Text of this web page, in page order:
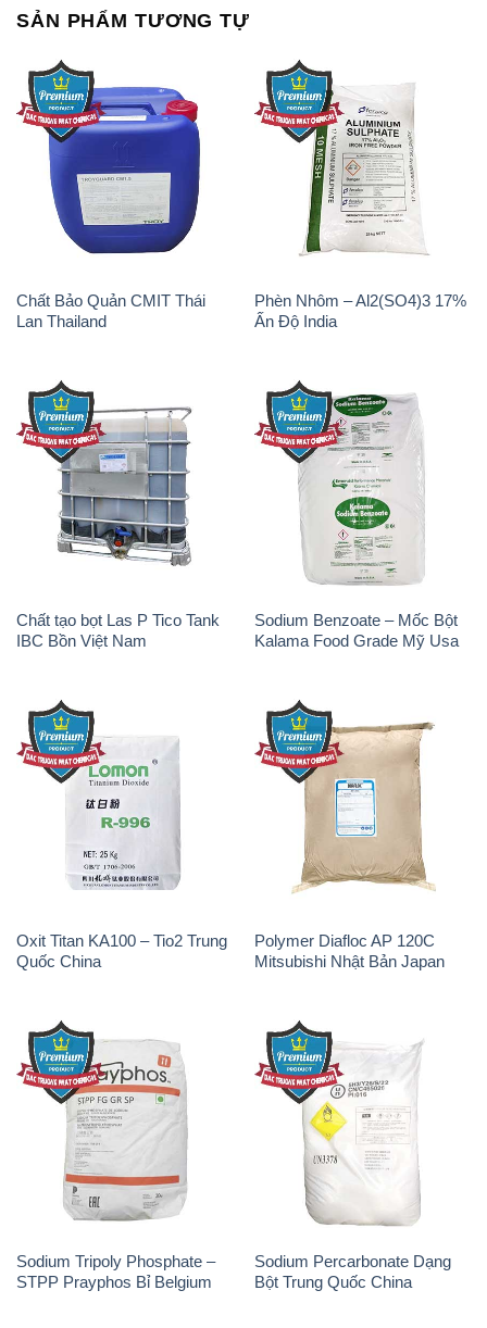
SẢN PHẨM TƯƠNG TỰ
Chất Bảo Quản CMIT Thái
Lan Thailand
Phèn Nhôm – Al2(SO4)3 17%
Ấn Độ India
Chất tạo bọt Las P Tico Tank
IBC Bồn Việt Nam
Sodium Benzoate – Mốc Bột
Kalama Food Grade Mỹ Usa
Oxit Titan KA100 – Tio2 Trung
Quốc China
Polymer Diafloc AP 120C
Mitsubishi Nhật Bản Japan
Sodium Tripoly Phosphate –
STPP Prayphos Bỉ Belgium
Sodium Percarbonate Dạng
Bột Trung Quốc China